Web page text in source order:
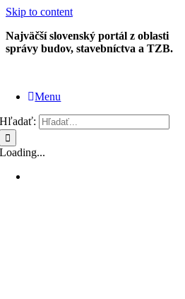
Skip to content
Najväčší slovenský portál z oblasti
správy budov, stavebníctva a TZB.
Menu
Hľadať:
Loading...